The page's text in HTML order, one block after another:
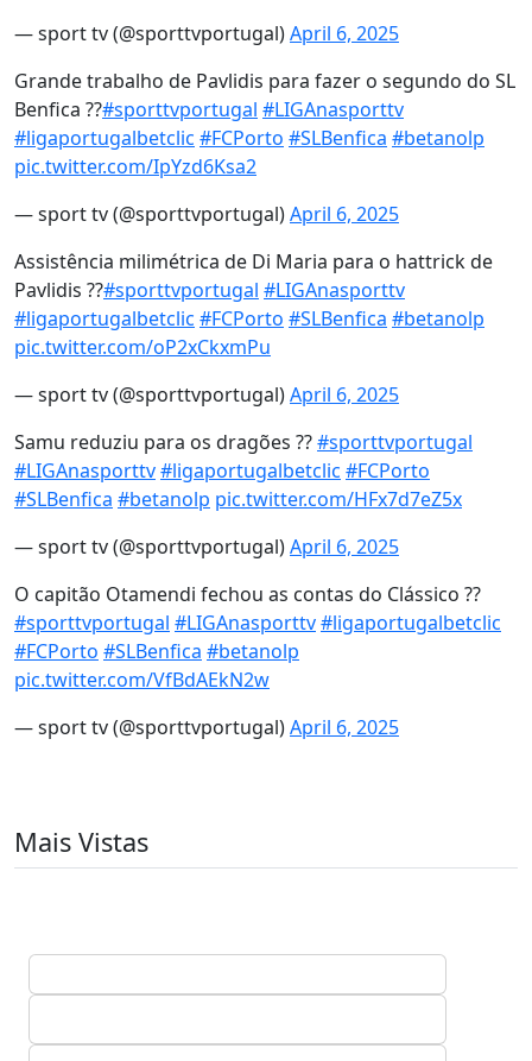
— sport tv (@sporttvportugal)April 6, 2025
Grande trabalho de Pavlidis para fazer o segundo do SL
Benfica ??#sporttvportugal #LIGAnasporttv
#ligaportugalbetclic #FCPorto #SLBenfica #betanolp
pic.twitter.com/IpYzd6Ksa2
— sport tv (@sporttvportugal)April 6, 2025
Assistência milimétrica de Di Maria para o hattrick de
Pavlidis ??#sporttvportugal #LIGAnasporttv
#ligaportugalbetclic #FCPorto #SLBenfica #betanolp
pic.twitter.com/oP2xCkxmPu
— sport tv (@sporttvportugal)April 6, 2025
Samu reduziu para os dragões ??#sporttvportugal
#LIGAnasporttv#ligaportugalbetclic #FCPorto
#SLBenfica #betanolp pic.twitter.com/HFx7d7eZ5x
— sport tv (@sporttvportugal)April 6, 2025
O capitão Otamendi fechou as contas do Clássico ??
#sporttvportugal #LIGAnasporttv#ligaportugalbetclic
#FCPorto #SLBenfica #betanolp
pic.twitter.com/VfBdAEkN2w
— sport tv (@sporttvportugal)April 6, 2025
Mais Vistas